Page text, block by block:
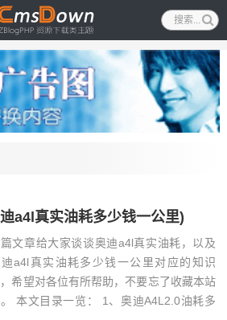
a4l真实油耗多少钱一公里)
文章给大家谈谈奥迪a4l真实油耗，以及
a4l真实油耗多少钱一公里对应的知识
希望对各位有所帮助，不要忘了收藏本站
本文目录一览： 1、奥迪A4L2.0油耗多